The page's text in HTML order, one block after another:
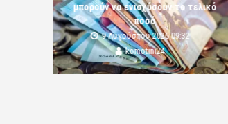
μπορούν να ενισχύσουν το τελικό
ποσό
9 Αυγούστου 2026 09:32
komotini24